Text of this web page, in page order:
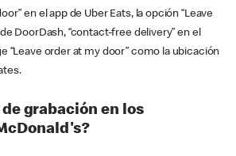
en el app de Uber Eats, la opción “Leave
DoorDash, “contact-free delivery” en el
“Leave order at my door” como la ubicación
grabación en los